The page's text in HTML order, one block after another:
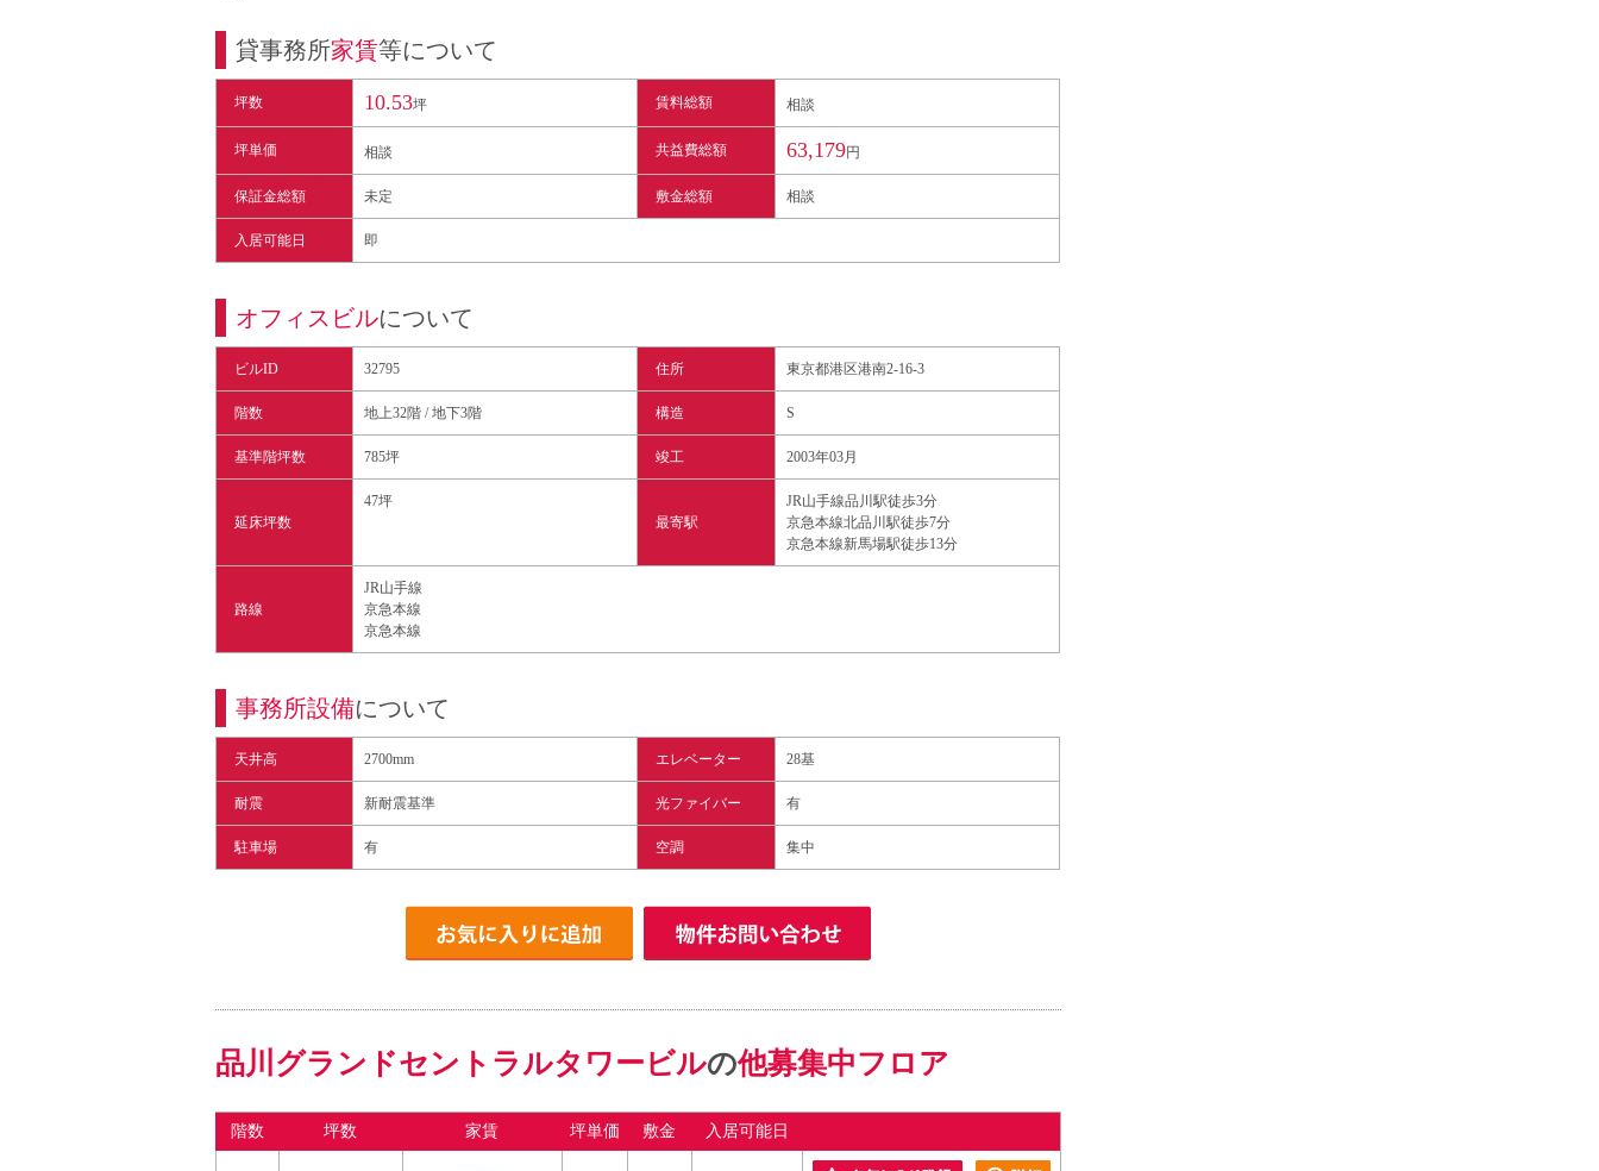
貸事務所家賃等について
坪数 10.53坪 賃料総額 相談
坪単価 相談 共益費総額 63,179円
保証金総額 未定 敷金総額 相談
入居可能日 即
オフィスビルについて
ビルID 32795 住所 東京都港区港南2-16-3
階数 地上32階 / 地下3階 構造 S
基準階坪数 785坪 竣工 2003年03月
延床坪数
47坪
最寄駅
JR山手線品川駅徒歩3分
京急本線北品川駅徒歩7分
京急本線新馬場駅徒歩13分
路線
JR山手線
京急本線
京急本線
事務所設備について
天井高 2700mm エレベーター 28基
耐震 新耐震基準 光ファイバー 有
駐車場 有 空調 集中
品川グランドセントラルタワービルの他募集中フロア
階数 坪数 家賃 坪単価 敷金 入居可能日